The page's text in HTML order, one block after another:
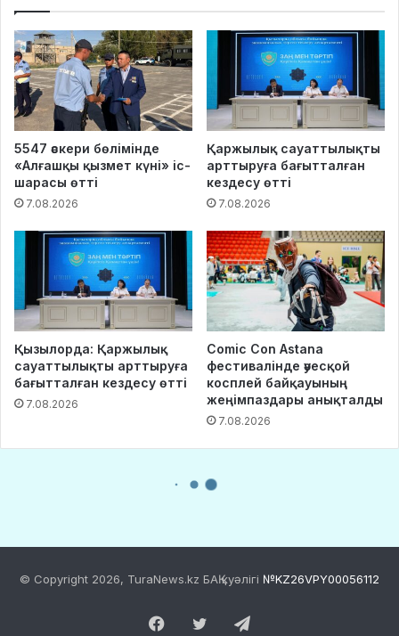
© Copyright 2026, TuraNews.kz БАҚ куәлігі №KZ26VPY00056112
Facebook
Twitter